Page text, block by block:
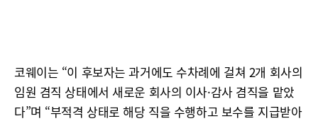
코웨이는 “이 후보자는 과거에도 수차례에 걸쳐 2개 회사의
임원 겸직 상태에서 새로운 회사의 이사·감사 겸직을 맡았
다”며 “부적격 상태로 해당 직을 수행하고 보수를 지급받아